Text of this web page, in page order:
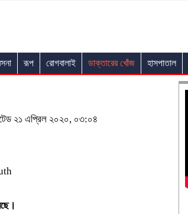
রূপ রোগবালাই ডাক্তারের খোঁজ হাসপাতাল
২১ এপ্রিল ২০২০, ০৩:০৪